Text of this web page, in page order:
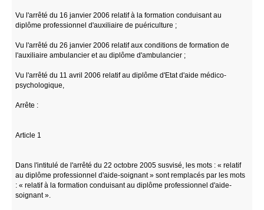
Vu l'arrêté du 16 janvier 2006 relatif à la formation conduisant au
diplôme professionnel d'auxiliaire de puériculture ;
Vu l'arrêté du 26 janvier 2006 relatif aux conditions de formation de
l'auxiliaire ambulancier et au diplôme d'ambulancier ;
Vu l'arrêté du 11 avril 2006 relatif au diplôme d'Etat d'aide médico-
psychologique,
Arrête :
Article 1
Dans l'intitulé de l'arrêté du 22 octobre 2005 susvisé, les mots : « relatif
au diplôme professionnel d'aide-soignant » sont remplacés par les mots
: « relatif à la formation conduisant au diplôme professionnel d'aide-
soignant ».